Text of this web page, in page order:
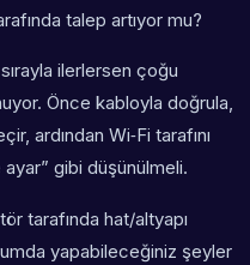
talep artıyor mu?
ilerlersen çoğu
Önce kabloyla doğrula,
ardından Wi‑Fi tarafını
gibi düşünülmeli.
tarafında hat/altyapı
yapabileceğiniz şeyler